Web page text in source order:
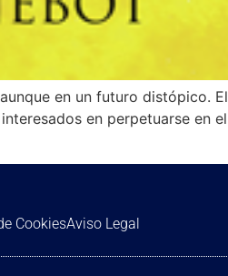
en un futuro distópico.
en perpetuarse en
CookiesAviso Legal